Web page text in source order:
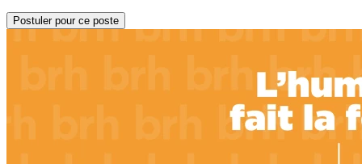
Postuler pour ce poste